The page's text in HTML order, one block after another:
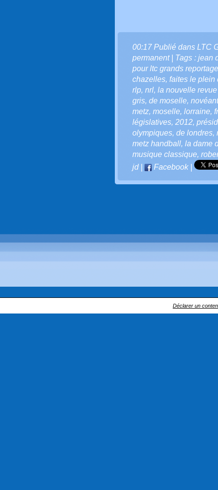
00:17 Publié dans LTC
permanent| Tags : jean
pour ltc grands
chazelles, faites le plein
rlp, nrl, la nouvelle
gris, de moselle, novéant
metz, moselle, lorraine,
législatives, 2012,
olympiques, de londres,
metz handball, la dame
musique classique,
jd| Facebook|
Déclarer un